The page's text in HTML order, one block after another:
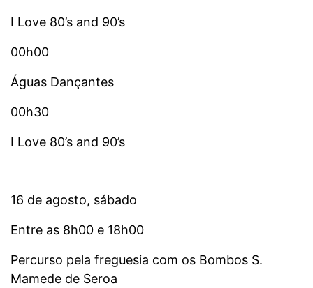
I Love 80’s and 90’s
00h00
Águas Dançantes
00h30
I Love 80’s and 90’s
16 de agosto, sábado
Entre as 8h00 e 18h00
Percurso pela freguesia com os Bombos S.
Mamede de Seroa